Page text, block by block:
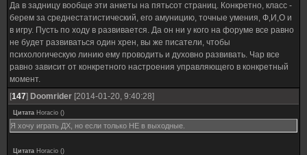
Да в задницу вообще эти анкеты на пятьсот страниц. Конкретно, класс -
берем за среднестатистический, его амуницию, точные умения, Ф,И,О и
в игру. Пусть по ходу в развивается. Да он ни у кого на форуме все равно
не будет развиваться один хрен, вы же писатели, чтобы
психологическую линию ему проводить и духовно развивать. Чар все
равно зависит от конкретного настроения управляющего в конкретный
момент.
[147] Doomrider [2014-01-20, 9:40:28]
Цитата Horacio ()
Я хочу играть ДХ, но если только НЕ в выходные.
Цитата Horacio ()